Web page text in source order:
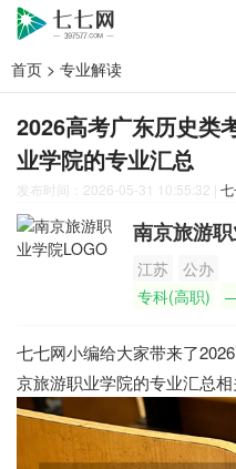
首页 > 专业解读
2026高考广东历史类
业学院的专业汇总
发布时间：2026-05-31 10:55:32 |
南京旅游
江苏
公办
专科(高职)
七七网小编给大家带来了
京旅游职业学院的专业汇总相